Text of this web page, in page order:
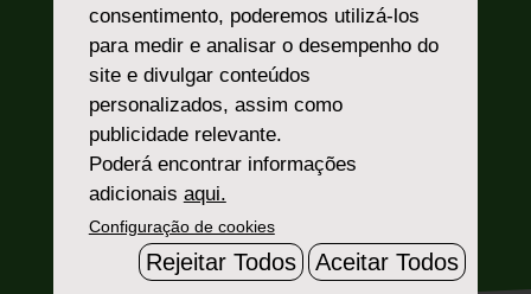
Disponível no formato
12
ONDE COMPRAR
consentimento, poderemos utilizá-los
para medir e analisar o desempenho do
site e divulgar conteúdos
personalizados, assim como
publicidade relevante.
Poderá encontrar informações
adicionais aqui.
Configuração de cookies
Rejeitar Todos Aceitar Todos